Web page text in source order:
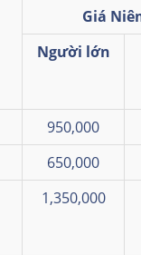
Giá
Người lớn
950,000
650,000
1,350,000